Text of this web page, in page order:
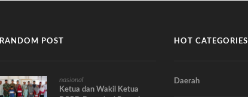
RANDOM POST
nasional
Ketua dan Wakil Ketua
HOT CATEGORIES
Daerah